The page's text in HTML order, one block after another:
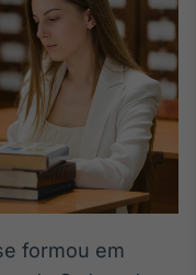
para
para
formou em